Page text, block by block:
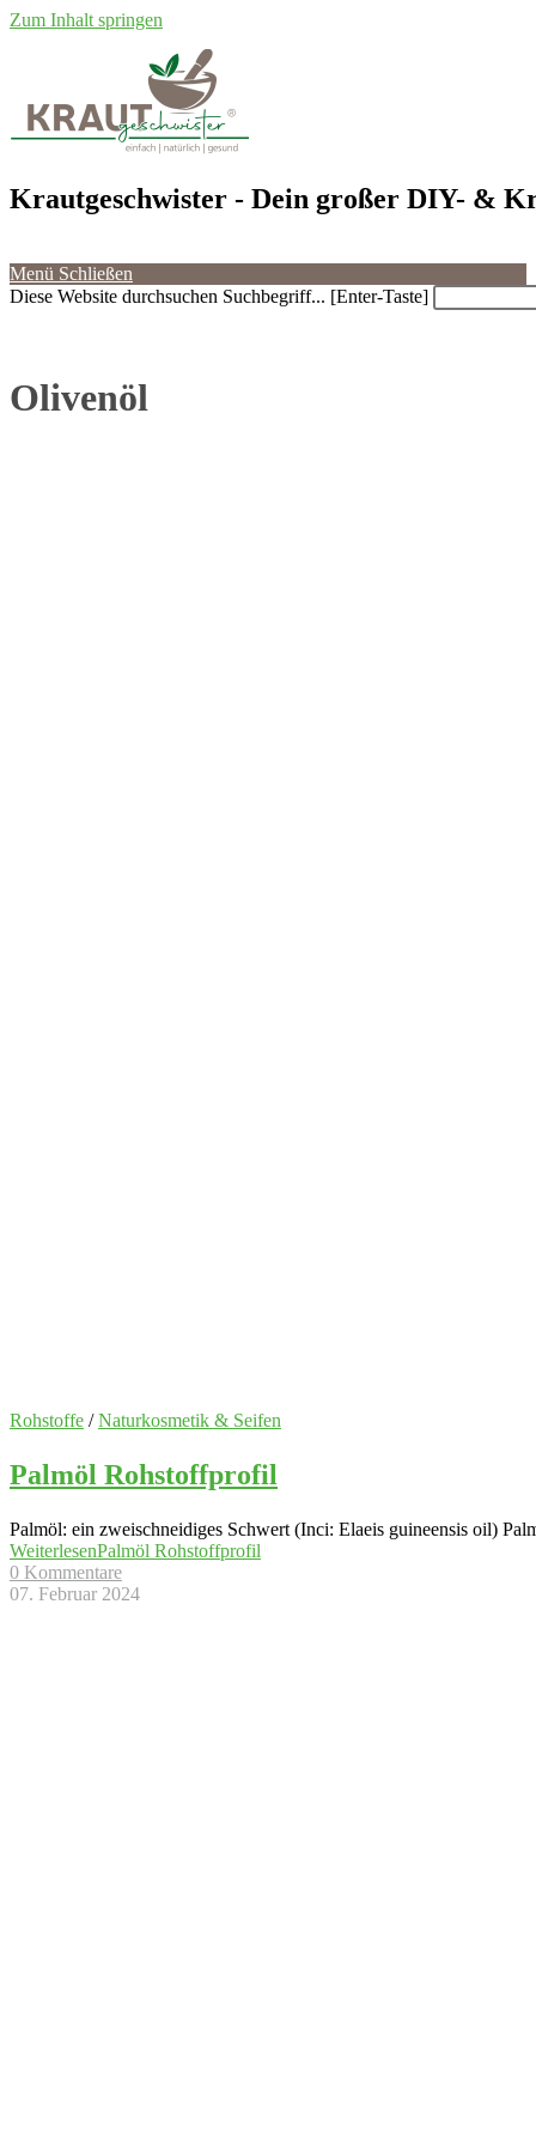
Zum Inhalt springen
Krautgeschwister - Dein großer DIY- &
Menü Schließen
Diese Website durchsuchen Suchbegriff... [Enter-Taste]
Olivenöl
Rohstoffe /Naturkosmetik & Seifen
Palmöl Rohstoffprofil
Palmöl: ein zweischneidiges Schwert (Inci: Elaeis guineensis oil)
WeiterlesenPalmöl Rohstoffprofil
0 Kommentare
07. Februar 2024